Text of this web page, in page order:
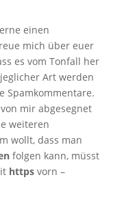
einen
mich über euer
es vom Tonfall her
Art werden
Spamkommentare.
mir abgesegnet
weiteren
wollt, dass man
folgen kann, müsst
httpsvorn –